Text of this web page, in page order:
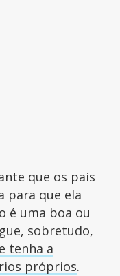
que os pais
para que ela
é uma boa ou
sobretudo,
tenha a
próprios.